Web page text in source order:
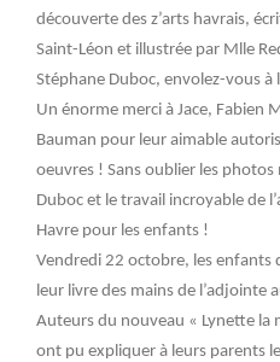
découverte des z’arts havrais,
Saint-Léon et illustrée par Mlle
Stéphane Duboc, envolez-vous à
Un énorme merci à Jace, Fabien
Bauman pour leur aimable
oeuvres ! Sans oublier les
Duboc et le travail incroyable de
Havre pour les enfants !
Vendredi 22 octobre, les enfants
leur livre des mains de l’adjointe
Auteurs du nouveau « Lynette la
ont pu expliquer à leurs parents